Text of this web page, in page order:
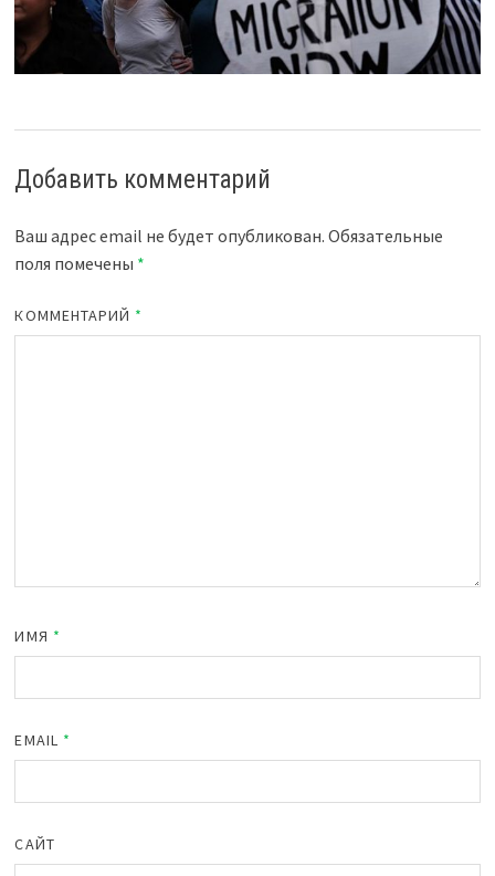
Добавить комментарий
Ваш адрес email не будет опубликован. Обязательные
поля помечены *
КОММЕНТАРИЙ *
ИМЯ *
EMAIL *
САЙТ